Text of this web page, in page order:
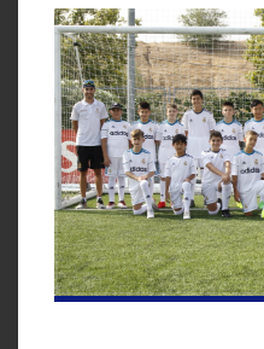
2022年6月
2022年5月
2022年4月
2022年3月
2022年1月
2021年11月
2021年10月
2021年9月